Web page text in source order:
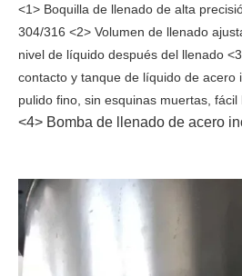
<1> Boquilla de llenado de alta
304/316 <2> Volumen de llenado
nivel de líquido después del llenado
contacto y tanque de líquido de acero
pulido fino, sin esquinas muertas, fácil
<4> Bomba de llenado de acero